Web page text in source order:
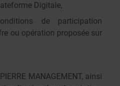
Digitale,
de participation
ou opération proposée sur
MANAGEMENT, ainsi